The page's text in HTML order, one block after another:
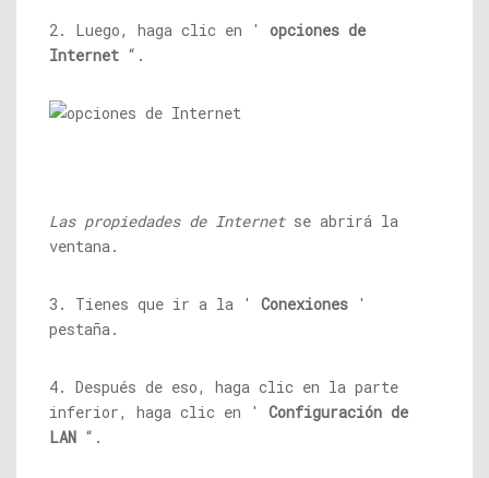
2. Luego, haga clic en ' opciones de
Internet “.
Las propiedades de Internetse abrirá la
ventana.
3. Tienes que ir a la ' Conexiones '
pestaña.
4. Después de eso, haga clic en la parte
inferior, haga clic en ' Configuración de
LAN “.